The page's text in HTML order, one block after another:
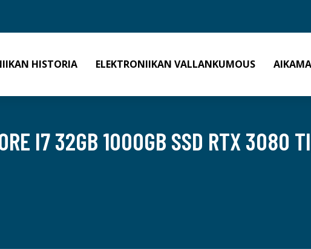
HISTORIA ELEKTRONIIKAN VALLANKUMOUS
I7 32GB 1000GB SSD RTX 3080